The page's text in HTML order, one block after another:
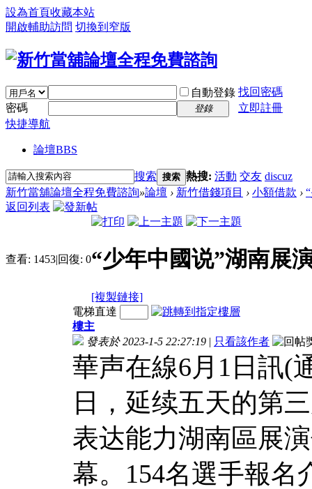
設為首頁收藏本站
開啟輔助訪問 切換到窄版
自動登錄 找回密碼
密碼
登錄
立即註冊
快捷導航
論壇BBS
搜索 搜索 熱搜: 活動 交友 discuz
新竹當舖論壇全程免費諮詢»論壇 › 新竹借錢項目 › 小額借款 ›
返回列表
查看: 1453|回復: 0“少年中國说”湖南展
[複製鏈接]
電梯直達
樓主
發表於 2023-1-5 22:27:19 | 只看該作者
華声在線6月1日訊(
日，延续五天的第
表达能力湖南區展
幕。154名選手報名